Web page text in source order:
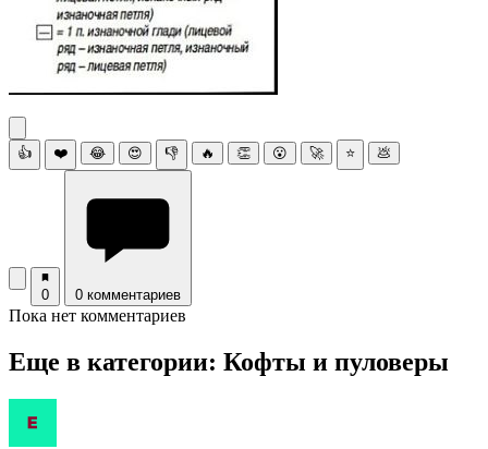
👍 ❤️ 😂 😍 👎 🔥 👏 😮 🚀 ⭐ 💩
0 0 комментариев
Пока нет комментариев
Еще в категории: Кофты и пуловеры